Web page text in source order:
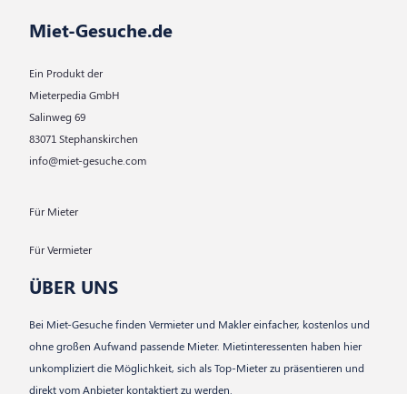
Miet-Gesuche.de
Ein Produkt der
Mieterpedia GmbH
Salinweg 69
83071 Stephanskirchen
info@miet-gesuche.com
Für Mieter
Für Vermieter
ÜBER UNS
Bei Miet-Gesuche finden Vermieter und Makler einfacher, kostenlos und
ohne großen Aufwand passende Mieter. Mietinteressenten haben hier
unkompliziert die Möglichkeit, sich als Top-Mieter zu präsentieren und
direkt vom Anbieter kontaktiert zu werden.